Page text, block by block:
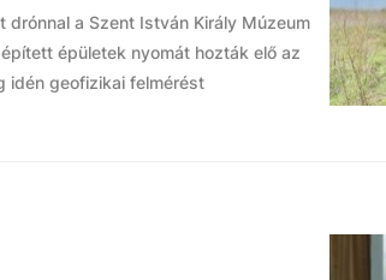
a Szent István Király Múzeum
épületek nyomát hozták elő az
idén geofizikai felmérést